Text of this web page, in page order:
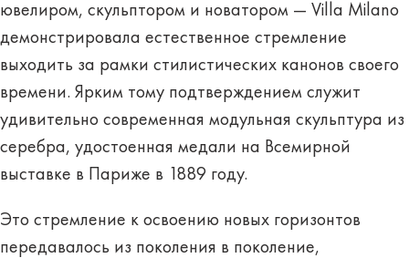
ювелиром, скульптором и новатором — Villa Milano
демонстрировала естественное стремление
выходить за рамки стилистических канонов своего
времени. Ярким тому подтверждением служит
удивительно современная модульная скульптура из
серебра, удостоенная медали на Всемирной
выставке в Париже в 1889 году.
Это стремление к освоению новых горизонтов
передавалось из поколения в поколение,